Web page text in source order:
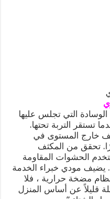
التي تجلس عليها
تستقر التربة تحتها.
خارج المستوى في
تحقق من المكثف
الحشوات المقاومة
يضيف مودي خبراء الخدمة
نظام مضخة حرارية ، فلا
قليلاً عن أساس المنزل